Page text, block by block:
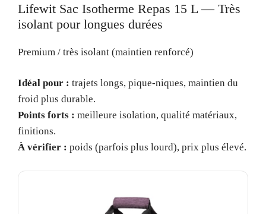
Lifewit Sac Isotherme Repas 15 L — Très
isolant pour longues durées
Premium / très isolant (maintien renforcé)
Idéal pour : trajets longs, pique-niques, maintien du
froid plus durable.
Points forts : meilleure isolation, qualité matériaux,
finitions.
À vérifier : poids (parfois plus lourd), prix plus élevé.